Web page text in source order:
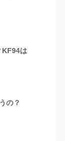
KF94は
の？